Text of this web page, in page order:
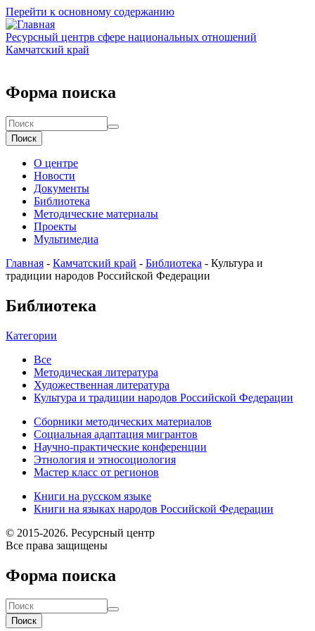
Перейти к основному содержанию
Ресурсный центрв сфере национальных отношений
Камчатский край
Форма поиска
Поиск
О центре
Новости
Документы
Библиотека
Методические материалы
Проекты
Мультимедиа
Главная - Камчатский край - Библиотека - Культура и
традиции народов Российской Федерации
Библиотека
Категории
Все
Методическая литература
Художественная литература
Культура и традиции народов Российской Федерации
Сборники методических материалов
Социальная адаптация мигрантов
Научно-практические конференции
Этнология и этносоциология
Мастер класс от регионов
Книги на русском языке
Книги на языках народов Российской Федерации
© 2015-2026. Ресурсный центр
Все права защищены
Форма поиска
Поиск